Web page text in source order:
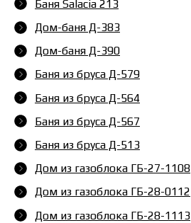
Баня Salacia 213
Дом-баня Д-383
Дом-баня Д-390
Баня из бруса Д-579
Баня из бруса Д-564
Баня из бруса Д-567
Баня из бруса Д-513
Дом из газоблока ГБ-27-1108
Дом из газоблока ГБ-28-0112
Дом из газоблока ГБ-28-1113